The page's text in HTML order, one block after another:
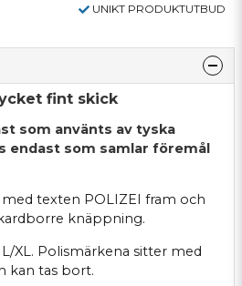
UNIKT PRODUKTUTBUD
fint skick
som använts av tyska
endast som samlar föremål
texten POLIZEI fram och
knäppning.
XL. Polismärkena sitter med
kan tas bort.